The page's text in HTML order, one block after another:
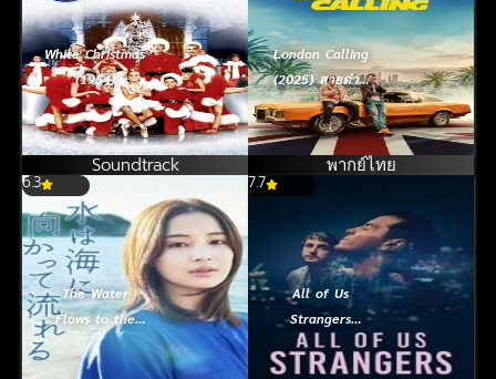
White Christmas
(1954)
Soundtrack
London Calling
(2025) สายด่วน
ลอนดอน
พากย์ไทย
6.3
The Water
Flows to the
Sea (2023) ฝน
ตกวันนั้นผมแอบ
7.7
All of Us
Strangers
(2023)